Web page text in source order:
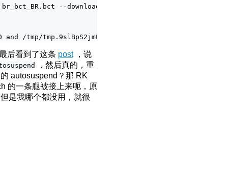
--download mb1
后看到了这条 post，说
，然后真的，重
autosuspend？那 RK
的一条腿被接上来呃，原
是我哪个都没用，就很